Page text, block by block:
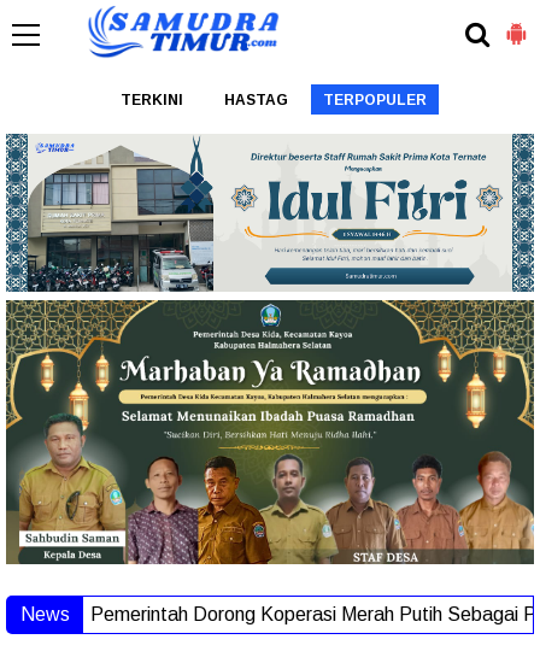
TERKINI HASTAG TERPOPULER
News
Pemerintah Dorong Koperasi Merah Putih Sebagai